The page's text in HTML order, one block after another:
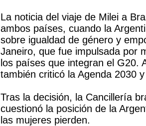
La noticia del viaje de Milei a
ambos países, cuando la
sobre igualdad de género y
Janeiro, que fue impulsada por
los países que integran el G20.
también criticó la Agenda 2030
Tras la decisión, la Cancillería
cuestionó la posición de la
las mujeres pierden.